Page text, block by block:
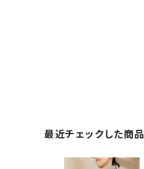
最近チェックした商品